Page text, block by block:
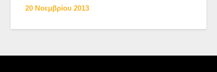
20 Νοεμβρίου 2013